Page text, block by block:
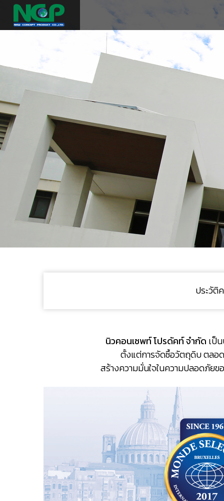
ประวัติ
นิวคอนเซพท์ โปรดัคท์ จำกัด เป็
ตั้งแต่การจัดซื้อวัตถุดิบ ตลอ
สร้างความมั่นใจในความปลอดภัย